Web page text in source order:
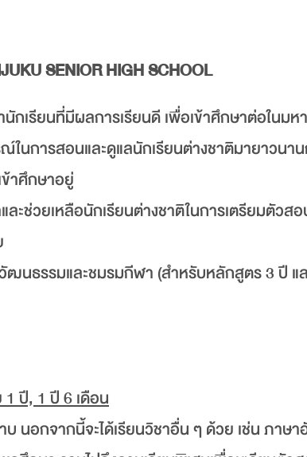
SENIOR HIGH SCHOOL
นักเรียนที่มีผลการเรียนดี เพื่อเข้าศึกษาต่อในม
ณ์ในการสอนและดูแลนักเรียนต่างชาติมายาวน
ข้าศึกษาอยู่
ละช่วยเหลือนักเรียนต่างชาติในการเตรียมตัว
นธรรมและชมรมกีฬา (สำหรับหลักสูตร 3 ปี แ
ปี, 1 ปี 6 เดือน
นอกจากนี้จะได้เรียนวิชาอื่น ๆ ด้วย เช่น ภา